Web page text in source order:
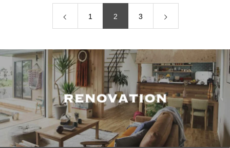
1 2 3